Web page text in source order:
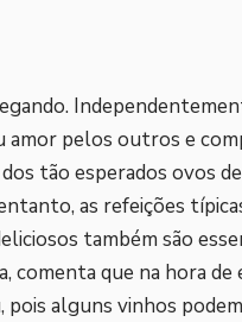
amor pelos outros e
tão esperados ovos
as refeições
também são
comenta que na hora
pois alguns vinhos